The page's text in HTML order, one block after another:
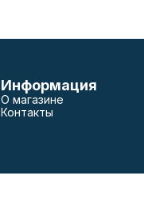
Информация
О магазине
Контакты